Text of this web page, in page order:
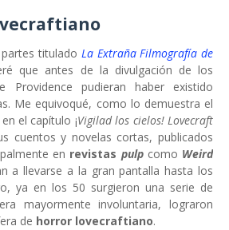
titulado La Extraña Filmografía de
que antes de la divulgación de los
pudieran haber existido
Me equivoqué, como lo demuestra el
el capítulo ¡Vigilad los cielos! Lovecraft
cuentos y novelas cortas, publicados
en revistas pulpcomo Weird
a llevarse a la gran pantalla hasta los
ya en los 50 surgieron una serie de
mayormente involuntaria, lograron
de horror lovecraftiano.